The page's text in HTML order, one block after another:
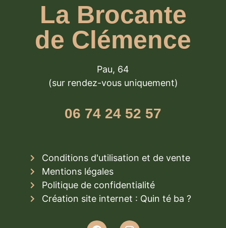
La Brocante
de Clémence
Pau, 64
(sur rendez-vous uniquement)
06 74 24 52 57
Conditions d'utilisation et de vente
Mentions légales
Politique de confidentialité
Création site internet : Quin té ba ?